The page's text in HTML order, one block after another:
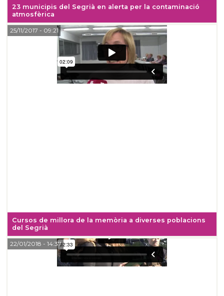
23 municipis del Segrià en alerta per la contaminació
atmosfèrica
Cursos de millora de la memòria a diverses poblacions
del Segrià
25/11/2017 - 09:21
22/01/2018 - 14:37